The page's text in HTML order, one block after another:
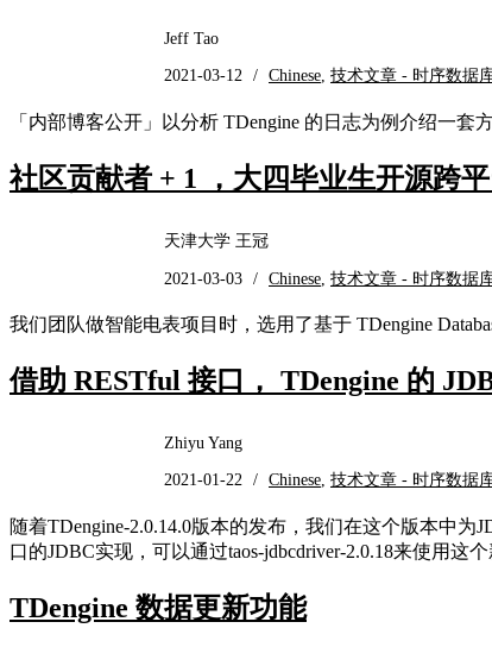
Jeff Tao
2021-03-12 / Chinese, 技术文章 - 时序数据
「内部博客公开」以分析 TDengine 的日志为例介绍一
社区贡献者 + 1 ，大四毕业生开源跨
天津大学 王冠
2021-03-03 / Chinese, 技术文章 - 时序数据
我们团队做智能电表项目时，选用了基于 TDengine
借助 RESTful 接口， TDengine 的
Zhiyu Yang
2021-01-22 / Chinese, 技术文章 - 时序数据
随着TDengine-2.0.14.0版本的发布，我们在这个版本中为
口的JDBC实现，可以通过taos-jdbcdriver-2.0.18来使用这个
TDengine 数据更新功能